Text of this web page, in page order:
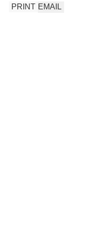
EMAIL
PRINT